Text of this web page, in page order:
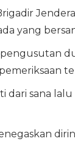
Jenderal
yang
sana lalu